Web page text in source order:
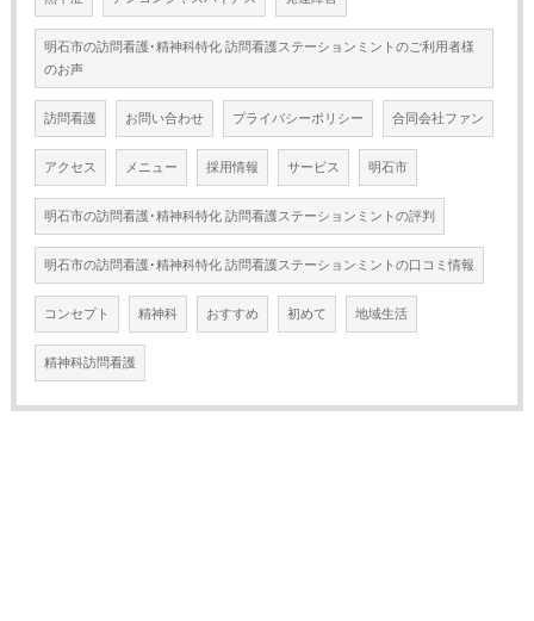
明石市の訪問看護･精神科特化 訪問看護ステーションミントのご利用者様
のお声
訪問看護 お問い合わせ プライバシーポリシー 合同会社ファン
アクセス メニュー 採用情報 サービス 明石市
明石市の訪問看護･精神科特化 訪問看護ステーションミントの評判
明石市の訪問看護･精神科特化 訪問看護ステーションミントの口コミ情報
コンセプト 精神科 おすすめ 初めて 地域生活
精神科訪問看護